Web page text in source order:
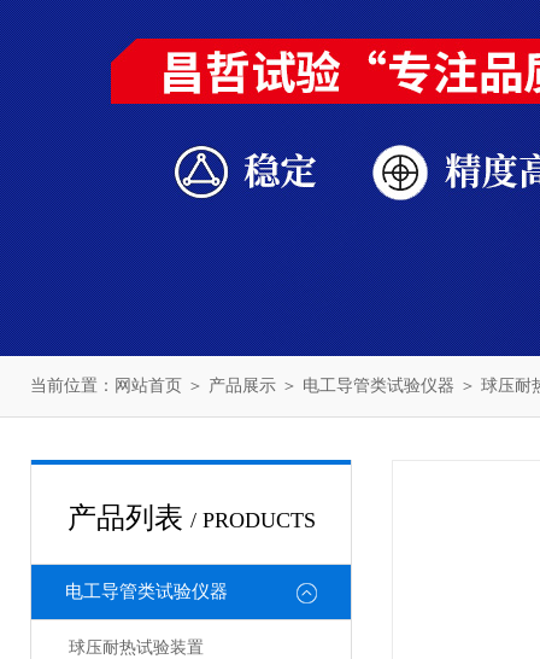
当前位置： 网站首页 ＞ 产品展示 ＞ 电工导管类试验仪器 ＞ 球压耐
产品列表 / PRODUCTS
电工导管类试验仪器
球压耐热试验装置